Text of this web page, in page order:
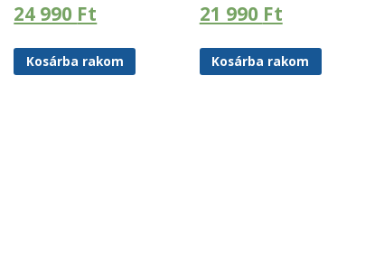
24 990 Ft
Kosárba rakom
21 990 Ft
Kosárba rakom